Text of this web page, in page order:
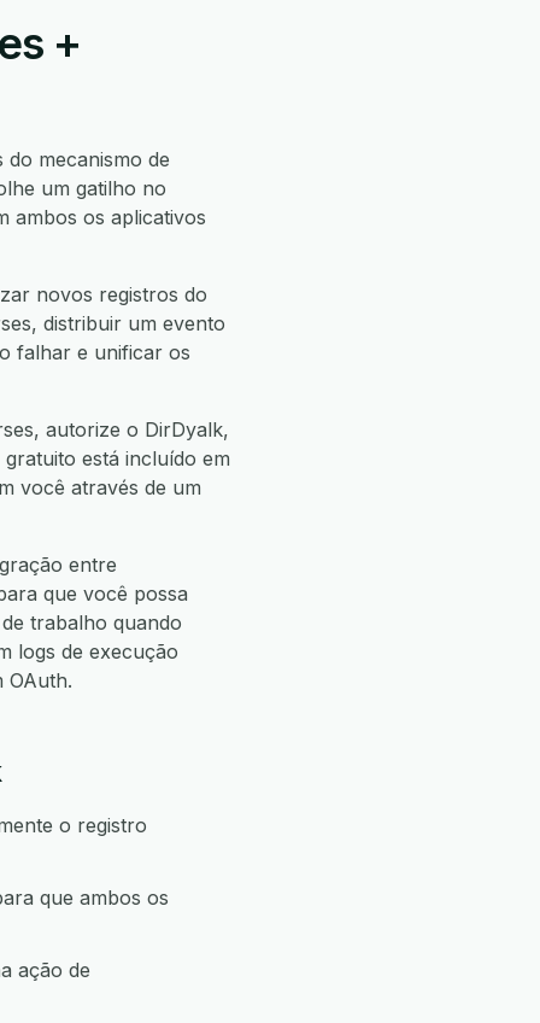
+
mecanismo de
um gatilho no
ambos os aplicativos
novos registros do
distribuir um evento
falhar e unificar os
autorize o DirDyalk,
está incluído em
você através de um
entre
que você possa
trabalho quando
logs de execução
OAuth.
o registro
que ambos os
ação de